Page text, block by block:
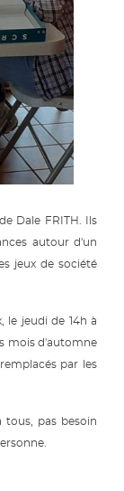
Dale FRITH. Ils
autour d'un
jeux de société
le jeudi de 14h à
mois d'automne
par les
tous, pas besoin